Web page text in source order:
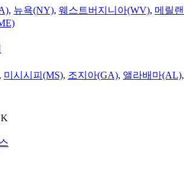
, 뉴욕(NY), 웨스트버지니아(WV), 메릴
, 미시시피(MS), 조지아(GA), 앨라배마(AL),